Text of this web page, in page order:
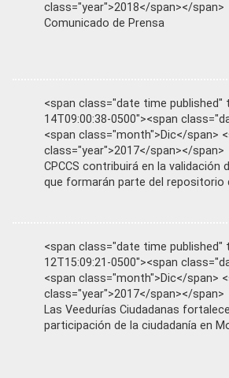
class="year">2018</span></span>
Comunicado de Prensa
<span class="date time published"
14T09:00:38-0500"><span
<span class="month">Dic</span>
class="year">2017</span></span>
CPCCS contribuirá en la validación
que formarán parte del repositorio
<span class="date time published"
12T15:09:21-0500"><span
<span class="month">Dic</span>
class="year">2017</span></span>
Las Veedurías Ciudadanas
participación de la ciudadanía en